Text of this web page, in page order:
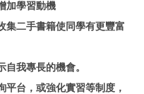
加學習動機
集二手書籍使同學有更豐富
我專長的機會。
平台，或強化實習等制度，